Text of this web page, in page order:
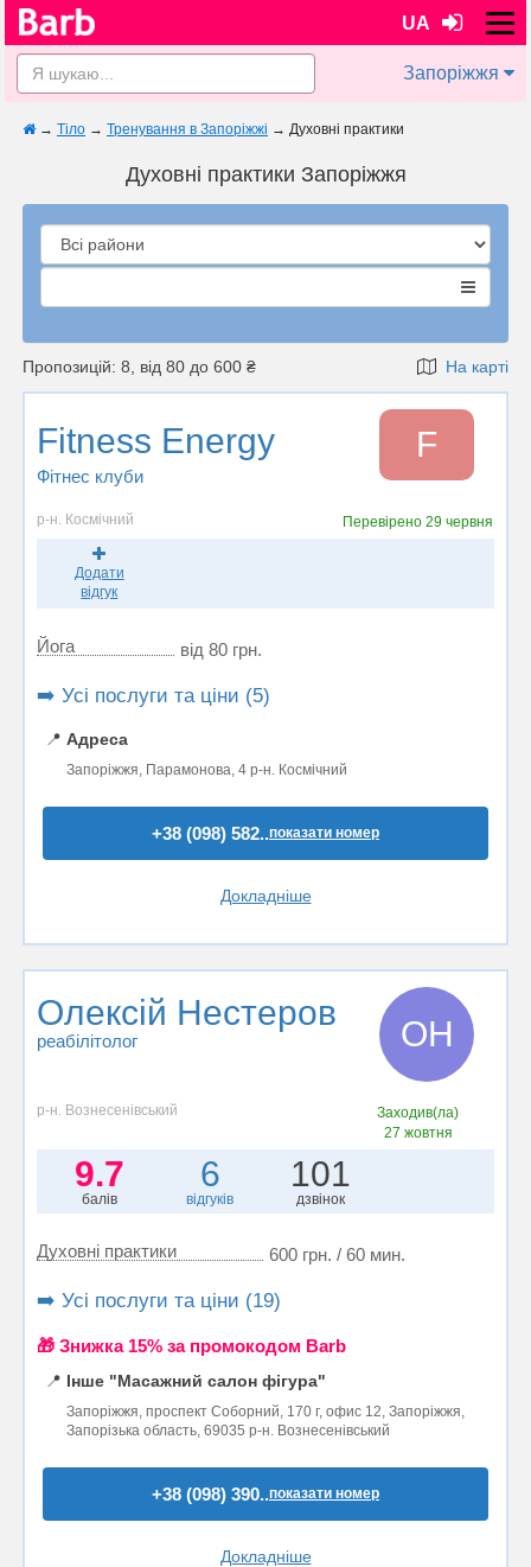
UA
Запоріжжя
→ Тіло → Тренування в Запоріжжі → Духовні практики
Духовні практики Запоріжжя
Пропозицій: 8, від 80 до 600 ₴ На карті
Fitness Energy
Фітнес клуби
F
р-н. Космічний Перевірено29 червня
Додати
відгук
Йога від 80 грн.
➡️ Усі послуги та ціни (5)
📍 Адреса
Запоріжжя, Парамонова, 4 р-н. Космічний
+38 (098) 582..показати номер
Докладніше
Олексій Нестеров
реабілітолог ОН
р-н. Вознесенівський
Заходив(ла)
27 жовтня
9.7
балів
6
відгуків
101
дзвінок
Духовні практики 600 грн. / 60 мин.
➡️ Усі послуги та ціни (19)
🎁 Знижка 15% за промокодом Barb
📍 Інше "Масажний салон фігура"
Запоріжжя, проспект Соборний, 170 г, офис 12, Запоріжжя,
Запорізька область, 69035 р-н. Вознесенівський
+38 (098) 390..показати номер
Докладніше